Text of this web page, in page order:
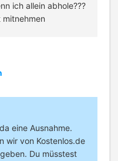
ich allein abhole???
mitnehmen
eine Ausnahme.
wir von Kostenlos.de
Du müsstest